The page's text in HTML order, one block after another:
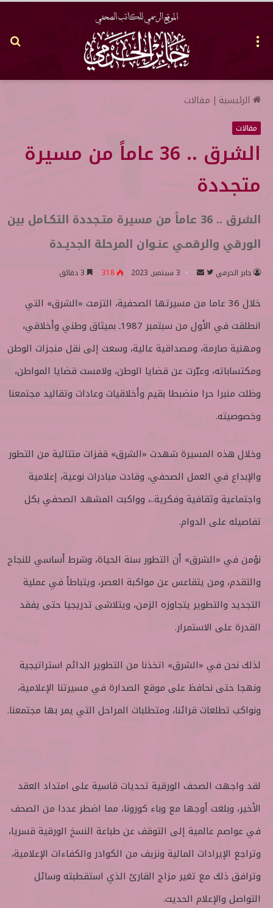
الرئيسية | مقالات
مقالات
الشرق .. 36 عاماً من مسيرة
متجددة
الشرق .. 36 عاماً من مسيرة متـجددة التكـامل بين
الورقي والرقمـي عنـوان المرحلة الجديـدة
جابر الحرمي
ت
ب
ع
ع
ل
ت
و
س
ب
ر
د
ا
و
ي
ا
3 سبتمبر, 2023 318
خلال 36 عاما من مسيرتها الصحفية، التزمت «الشرق» التي
انطلقت في الأول من سبتمبر 1987ـ بميثاق وطني وأخلاقي،
ومهنية صارمة، ومصداقية عالية، وسعت إلى نقل منجزات الوطن
ومكتساباته، وعبّرت عن قضايا الوطن، ولامست قضايا المواطن،
وظلت منبرا حرا منضبطا بقيم وأخلاقيات وعادات وتقاليد مجتمعنا
وخصوصيته.
وخلال هذه المسيرة شهدت «الشرق» قفزات متتالية من التطور
والإبداع في العمل الصحفي، وقادت مبادرات نوعية، إعلامية
واجتماعية وثقافية وفكرية..، وواكبت المشهد الصحفي بكل
تفاصيله على الدوام.
نؤمن في «الشرق» أن التطور سنة الحياة، وشرط أساسي للنجاح
والتقدم، ومن يتقاعس عن مواكبة العصر، ويتباطأ في عملية
التجديد والتطوير يتجاوزه الزمن، ويتلاشى تدريجيا حتى يفقد
القدرة على الاستمرار.
لذلك نحن في «الشرق» اتخذنا من التطوير الدائم استراتيجية
ونهجا حتى نحافظ على موقع الصدارة في مسيرتنا الإعلامية،
ونواكب تطلعات قرائنا، ومتطلبات المراحل التي يمر بها مجتمعنا.
لقد واجهت الصحف الورقية تحديات قاسية على امتداد العقد
الأخير، وبلغت أوجها مع وباء كورونا، مما اضطر عددا من الصحف
في عواصم عالمية إلى التوقف عن طباعة النسخ الورقية قسريا،
وتراجع الإيرادات المالية ونزيف من الكوادر والكفاءات الإعلامية،
وترافق ذلك مع تغير مزاج القارئ الذي استقطبته وسائل
التواصل والإعلام الحديث.